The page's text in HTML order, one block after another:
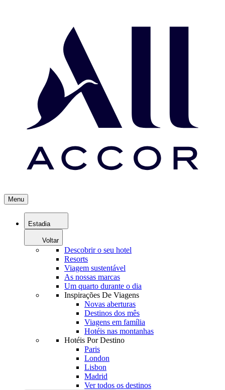
Menu
Estadia
Voltar
Descobrir o seu hotel
Resorts
Viagem sustentável
As nossas marcas
Um quarto durante o dia
Inspirações De Viagens
Novas aberturas
Destinos dos mês
Viagens em família
Hotéis nas montanhas
Hotéis Por Destino
Paris
London
Lisbon
Madrid
Ver todos os destinos